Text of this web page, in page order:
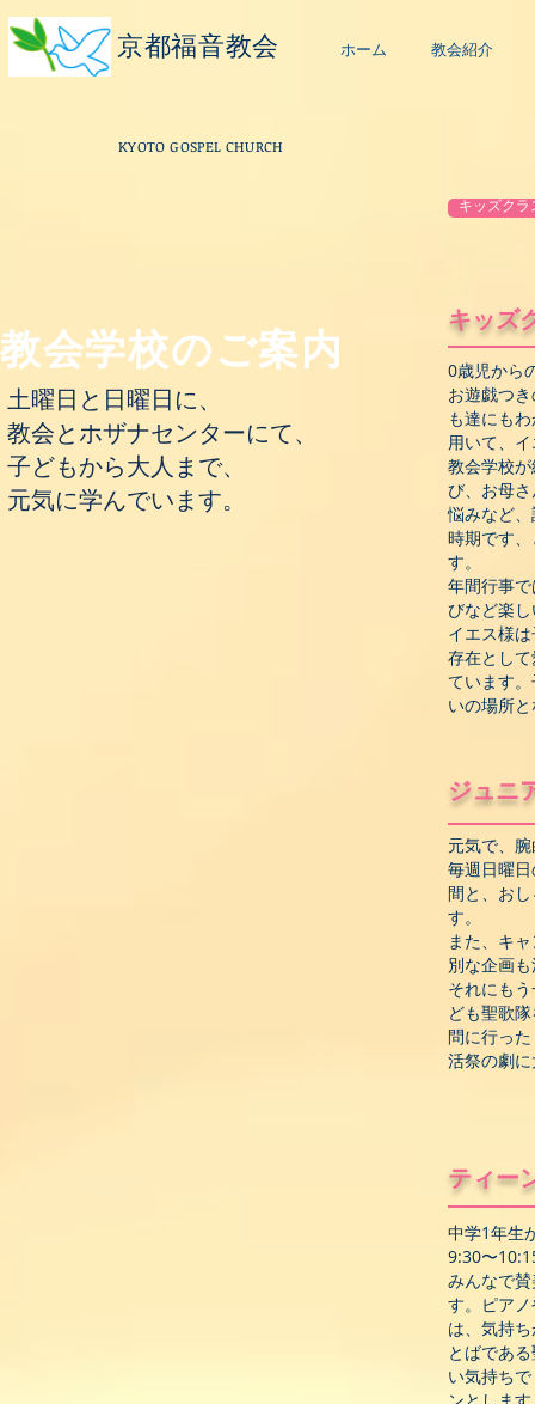
京都福音教会 ホーム 教会紹介
KYOTO GOSPEL CHURCH
キッズクラ
​教会学校のご案内
土曜日と日曜日に、
教会とホザナセンターにて、
子どもから大人まで、
元気に学んでいます。
キッズ
0歳児から
お遊戯つ
も達にも
用いて、
教会学校
び、お母
悩みなど
時期です
す。
年間行事
びなど楽
イエス様
存在とし
ています
いの場所
ジュニ
元気で、
毎週日曜
間と、お
す。
また、キ
別な企画
それにも
ども聖歌
問に行っ
活祭の劇
ティー
中学1年生
9:30〜
みんなで
す。ピア
は、気持
とばであ
い気持ち